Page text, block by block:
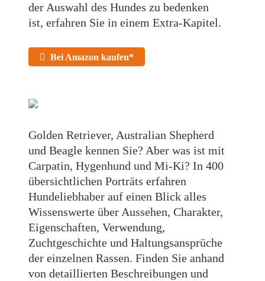
der Auswahl des Hundes zu bedenken
ist, erfahren Sie in einem Extra-Kapitel.
Bei Amazon kaufen*
Golden Retriever, Australian Shepherd
und Beagle kennen Sie? Aber was ist mit
Carpatin, Hygenhund und Mi-Ki? In 400
übersichtlichen Porträts erfahren
Hundeliebhaber auf einen Blick alles
Wissenswerte über Aussehen, Charakter,
Eigenschaften, Verwendung,
Zuchtgeschichte und Haltungsansprüche
der einzelnen Rassen. Finden Sie anhand
von detaillierten Beschreibungen und